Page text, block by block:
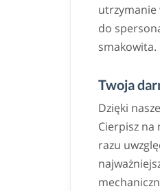
utrzymanie
do
smakowita.
Twoja
Dzięki
Cierpisz na
razu